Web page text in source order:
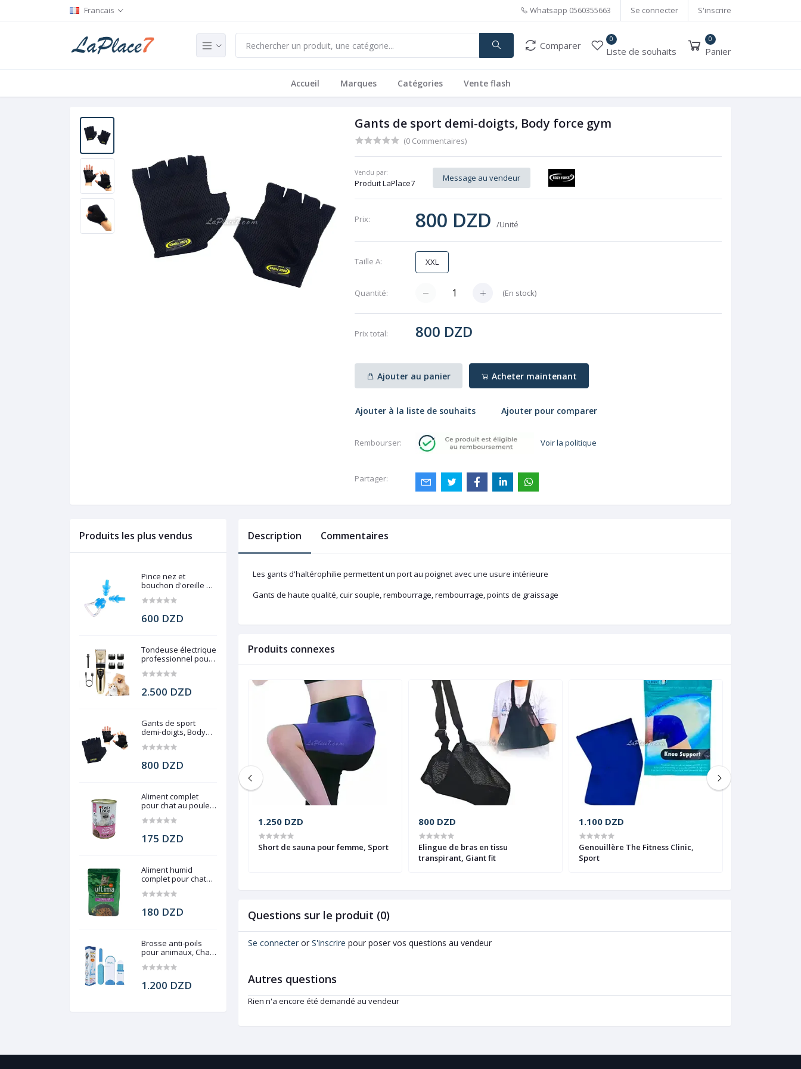
Francais Whatsapp 0560355663 Se connecter S'inscrire
Comparer
0
Liste de souhaits
0
Panier
Accueil Marques Catégories Vente flash
Gants de sport demi-doigts, Body force gym
(0 Commentaires)
Vendu par:
Produit LaPlace7
Message au vendeur
Prix: 800 DZD/Unité
Taille A: XXL
Quantité: (En stock)
Prix ​​total: 800 DZD
Ajouter au panier Acheter maintenant
Ajouter à la liste de souhaits Ajouter pour comparer
Rembourser: Voir la politique
Partager:
Produits les plus vendus
Pince nez et
bouchon d'oreille de
600 DZD
Tondeuse électrique
professionnel pour
2.500 DZD
Gants de sport
demi-doigts, Body
800 DZD
Aliment complet
pour chat au poulet,
175 DZD
Aliment humid
complet pour chat
180 DZD
Brosse anti-poils
pour animaux, Chats
1.200 DZD
Description Commentaires
Les gants d'haltérophilie permettent un port au poignet avec une usure intérieure
Gants de haute qualité, cuir souple, rembourrage, rembourrage, points de graissage
Produits connexes
1.500 DZD 1.250 DZD
Short de sauna pour femme, Sport
800 DZD
Elingue de bras en tissu
transpirant, Giant fit
1.100 DZD
Genouillère The Fitness Clinic,
Sport
Questions sur le produit (0)
Se connecteror S'inscrire pour poser vos questions au vendeur
Autres questions
Rien n'a encore été demandé au vendeur